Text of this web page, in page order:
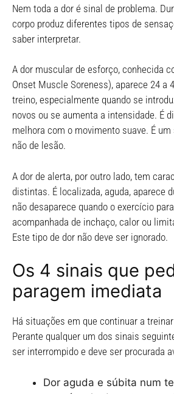
Nem toda a dor é sinal de problema.
corpo produz diferentes tipos de
saber interpretar.
A dor muscular de esforço, conhecida
Onset Muscle Soreness), aparece 24 a
treino, especialmente quando se
novos ou se aumenta a intensidade. É
melhora com o movimento suave. É
não de lesão.
A dor de alerta, por outro lado, tem
distintas. É localizada, aguda, aparece
não desaparece quando o exercício
acompanhada de inchaço, calor ou
Este tipo de dor não deve ser ignorado.
Os 4 sinais que
paragem imediata
Há situações em que continuar a
Perante qualquer um dos sinais
ser interrompido e deve ser procurada
Dor aguda e súbita num